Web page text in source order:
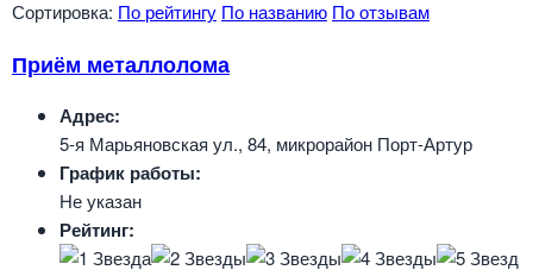
Сортировка: По рейтингу По названию По отзывам
Приём металлолома
Адрес:
5-я Марьяновская ул., 84, микрорайон Порт-Артур
График работы:
Не указан
Рейтинг: